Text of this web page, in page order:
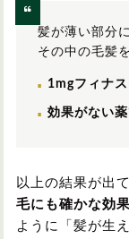
髪が薄い部分
その中の毛髪
1mgフィナ
効果がない
以上の結果が出
毛にも確かな効
ように「髪が生